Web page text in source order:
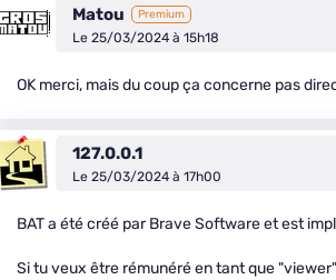
Matou Premium
Le 25/03/2024 à 15h18
OK merci, mais du coup ça concerne pas
127.0.0.1
Le 25/03/2024 à 17h00
BAT a été créé par Brave Software et est
Si tu veux être rémunéré en tant que